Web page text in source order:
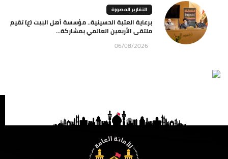
التقارير المصورة
برعاية العتبة الحسينية.. مؤسسة أهل البيت (ع) تقيم
ملتقى الأربعين العالمي بمشاركة...
06/08/2026